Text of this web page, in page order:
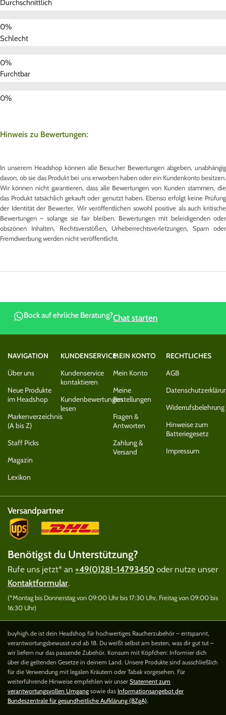
Durchschnittlich
Schlecht
Furchtbar
Hinweis zu Bewertungen:
In unserem Headshop können alle Besucher Bewertungen abgeben, unabhängig
davon, ob sie das Produkt bei uns erworben haben oder ein Kundenkonto besitzen.
Wir können nicht garantieren, dass alle Bewertungen von Kunden stammen, die
das Produkt tatsächlich gekauft oder genutzt haben. Ebenso erfolgt keine Prüfung
der Identität der Bewerter. Wir veröffentlichen sowohl positive als auch kritische
Bewertungen – solange sie fair bleiben. Bewertungen mit beleidigenden oder
obszönen Inhalten, Rechtsverstößen, Urheberrechtsverletzungen, Spam oder
Fremdwerbung werden nicht veröffentlicht.
Bock auf ehrliche Beratung?Chat starten
NAVIGATION
Über uns
Neue Produkte
im Headshop
Markenverzeichnis
(A bis Z)
Staff Picks
Magazin
Lexikon
KUNDENSERVICE
Kundenservice
kontaktieren
Kundenbewertungen
lesen
MEIN KONTO
Mein Konto
Meine
Bestellungen
Fragen &
Antworten
Zahlung &
Versand
RECHTLICHES
AGB
Widerrufsbelehrung
Hinweise zum
Batteriegesetz
Impressum
Versandpartner
Benötigst du Unterstützung?
Rufe uns jetzt* an +49(0)281-14793450 oder nutze unser
Kontaktformular.
(*Montag bis Donnerstag von 09:00 Uhr bis 17:30 Uhr, Freitag von 09:00 bis
16:30 Uhr)
buyhigh.de ist dein Headshop für hochwertiges Raucherzubehör – entspannt,
verantwortungsbewusst und ab 18. Du weißt selbst am besten, was dir gut tut –
wir liefern nur das passende Zubehör. Konsum mit Köpfchen: Informier dich
über die geltenden Gesetze in deinem Land. Unsere Produkte sind ausschließlich
für die Verwendung mit legalen Kräutern oder Tabak vorgesehen. Für
weiterführende Hinweise empfehlen wir unser Statement zum
verantwortungsvollen Umgang sowie das Informationsangebot der
Bundeszentrale für gesundheitliche Aufklärung (BZgA).